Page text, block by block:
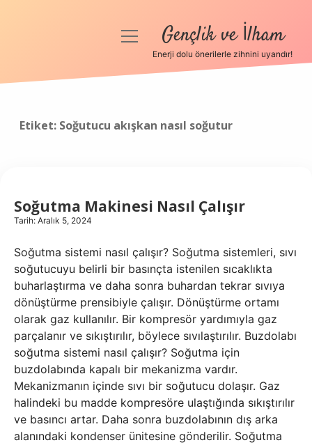
Anasayfa
menüyüGençlik ve İlham
Enerji dolu önerilerle zihnini uyandır!
Etiket: Soğutucu akışkan nasıl soğutur
Soğutma Makinesi Nasıl Çalışır
Tarih: Aralık 5, 2024
Soğutma sistemi nasıl çalışır? Soğutma sistemleri, sıvı
soğutucuyu belirli bir basınçta istenilen sıcaklıkta
buharlaştırma ve daha sonra buhardan tekrar sıvıya
dönüştürme prensibiyle çalışır. Dönüştürme ortamı
olarak gaz kullanılır. Bir kompresör yardımıyla gaz
parçalanır ve sıkıştırılır, böylece sıvılaştırılır. Buzdolabı
soğutma sistemi nasıl çalışır? Soğutma için
buzdolabında kapalı bir mekanizma vardır.
Mekanizmanın içinde sıvı bir soğutucu dolaşır. Gaz
halindeki bu madde kompresöre ulaştığında sıkıştırılır
ve basıncı artar. Daha sonra buzdolabının dış arka
alanındaki kondenser ünitesine gönderilir. Soğutma